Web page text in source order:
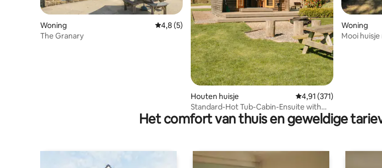
Woning Gemiddelde beoordeling van 4,8 op 5, 5 recensies
4,8 (5)
The Granary
Houten huisje Gemiddelde beoordeling
4,91 (371)
Standard-Hot Tub-Cabin-Ensuite with
Shower
Woning
Mooi
Het comfort van thuis en geweldige